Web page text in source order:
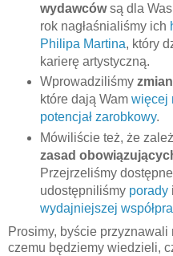
wydawcówsą dla Was
rok nagłaśnialiśmy ich
Philipa Martina, który
karierę artystyczną.
Wprowadziliśmy
które dają Wam więcej
potencjał zarobkowy.
Mówiliście też, że
zasad
Przejrzeliśmy dostępne
udostępniliśmy poradyi
wydajniejszej
Prosimy, byście
czemu będziemy wiedzieli,